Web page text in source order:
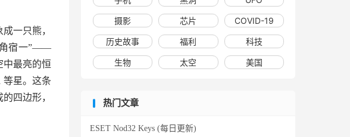
一只熊，
角宿一”——
中最亮的恒
等星。这条
四边形，
摄影 芯片 COVID-19
历史故事 福利 科技
生物 太空 美国
热门文章
ESET Nod32 Keys (每日更新)